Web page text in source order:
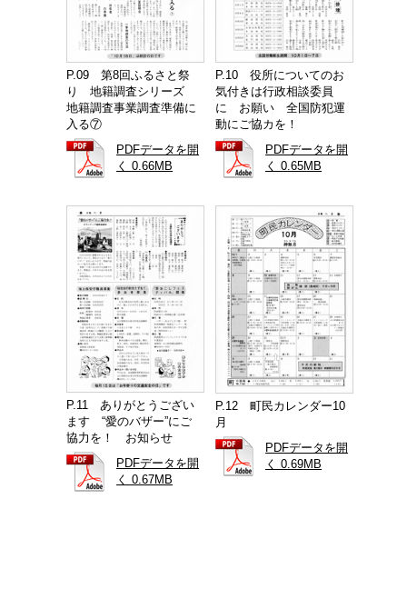
P.09 第8回ふるさと祭
り 地籍調査シリーズ
地籍調査事業調査準備に
入る⑦
PDFデータを開
く 0.66MB
P.10 役所についてのお
気付きは行政相談委員
に お願い 全国防犯運
動にご協カを！
PDFデータを開
く 0.65MB
P.11 ありがとうござい
ます “愛のバザー”にご
協力を！ お知らせ
PDFデータを開
く 0.67MB
P.12 町民カレンダー10
月
PDFデータを開
く 0.69MB